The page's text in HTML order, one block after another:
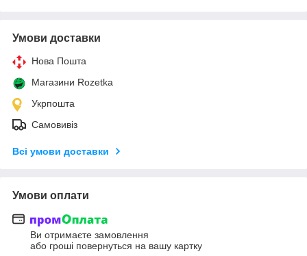
Умови доставки
Нова Пошта
Магазини Rozetka
Укрпошта
Самовивіз
Всі умови доставки
Умови оплати
Ви отримаєте замовлення
або гроші повернуться на вашу картку